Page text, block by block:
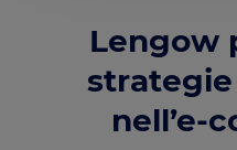
Lengow
nell’e-